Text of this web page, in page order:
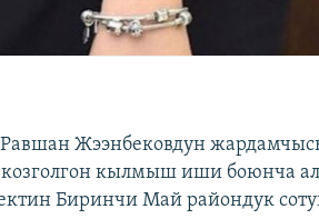
Жээнбековдун
козголгон кылмыш иши боюнча
Биринчи Май райондук